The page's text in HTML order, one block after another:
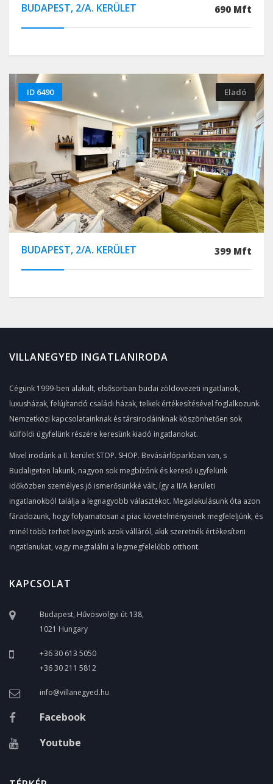
BUDAPEST, 2/A. KERÜLET 690 Mft
BUDAPEST, 2/A. KERÜLET 399 Mft
ID 6490 Eladó
VILLANEGYED INGATLANIRODA
Cégünk 1999-ben alakult, elsősorban budai zöldövezeti ingatlanok,
luxusházak, felújítandó családi házak, telkek értékesítésével foglalkozunk.
Nemzetközi kapcsolatainknak és társirodáinknak köszönhetően sok
külföldi ügyfelünk részére keresünk kiadó ingatlanokat.
Mivel irodánk a II. kerület STOP. SHOP. Bevásárlóparkban van, s
Budaligeten lakunk, nagyon sok megbízónk és kereső ügyfelünk
időközben személyes jó ismerősünkké vált, így a II/A kerületi
ingatlanokból találja a legnagyobb választékot. Megalakulásunk óta azon
fáradozunk, hogy folyamatosan a piac követelményeinek megfeleljünk, és
minél több terhet levegyünk azok válláról, akik szeretnék értékesíteni
ingatlanukat, vagy megtalálni a legmegfelelőbb otthont.
KAPCSOLAT
Budapest, Hűvösvölgyi út 138,
1021 Hungary
+36 30 613 5050
+36 30 211 5812
info@villanegyed.hu
Facebook
Youtube